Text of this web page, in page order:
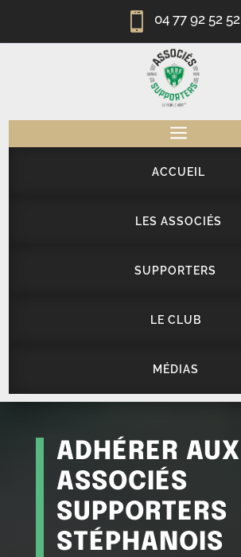
 04 77 92 52 52
a
ACCUEIL
LES ASSOCIÉS
SUPPORTERS
LE CLUB
MÉDIAS
ADHÉRER AUX
ASSOCIÉS
SUPPORTERS
STÉPHANOIS